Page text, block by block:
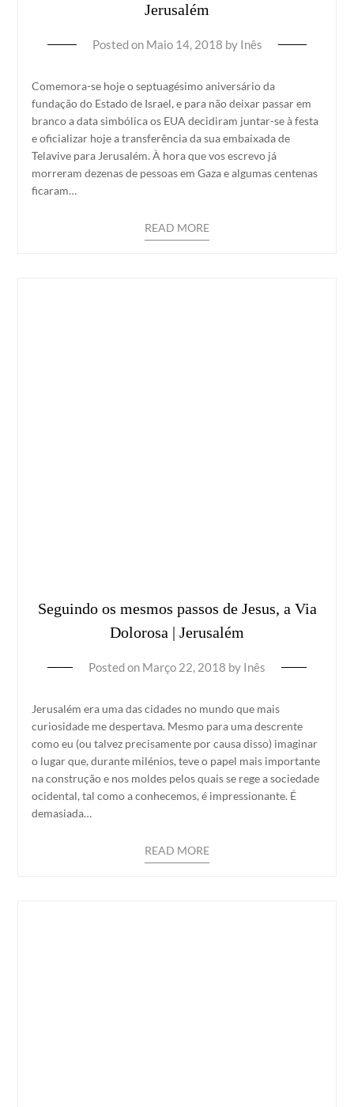
Jerusalém
Posted on Maio 14, 2018 by Inês
Comemora-se hoje o septuagésimo aniversário da
fundação do Estado de Israel, e para não deixar passar em
branco a data simbólica os EUA decidiram juntar-se à festa
e oficializar hoje a transferência da sua embaixada de
Telavive para Jerusalém. À hora que vos escrevo já
morreram dezenas de pessoas em Gaza e algumas centenas
ficaram…
READ MORE
Seguindo os mesmos passos de Jesus, a Via
Dolorosa | Jerusalém
Posted on Março 22, 2018 by Inês
Jerusalém era uma das cidades no mundo que mais
curiosidade me despertava. Mesmo para uma descrente
como eu (ou talvez precisamente por causa disso) imaginar
o lugar que, durante milénios, teve o papel mais importante
na construção e nos moldes pelos quais se rege a sociedade
ocidental, tal como a conhecemos, é impressionante. É
demasiada…
READ MORE